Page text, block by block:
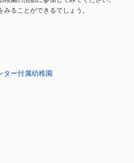
ることができるでしょう。
ター付属幼稚園